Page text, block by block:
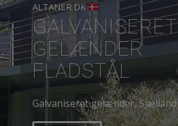
ALTANER.DK
GALVANISERET
GELÆNDER
FLADSTÅL
Galvaniseret gelænder, Sjælland